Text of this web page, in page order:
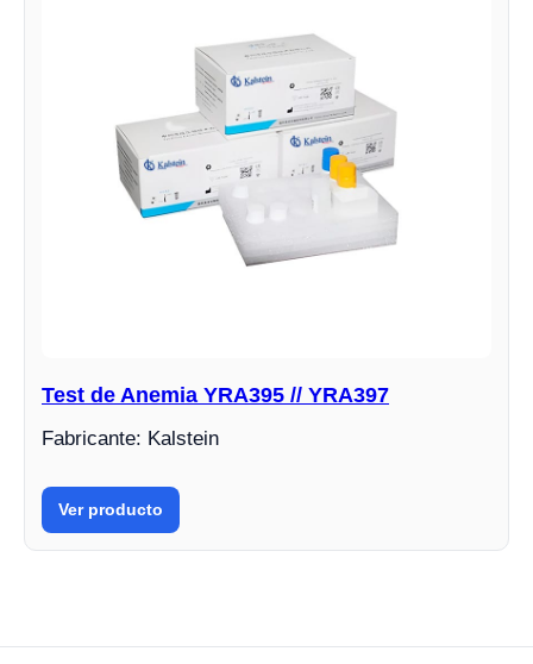
Test de Anemia YRA395 // YRA397
Fabricante: Kalstein
Ver producto